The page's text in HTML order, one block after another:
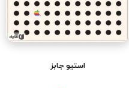
استیو جابز